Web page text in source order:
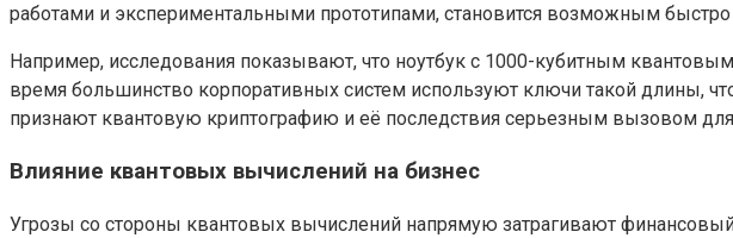
работами и экспериментальными прототипами, становится возможным
Например, исследования показывают, что ноутбук с 1000-кубитным
время большинство корпоративных систем используют ключи такой длины,
признают квантовую криптографию и её последствия серьезным вызовом
Влияние квантовых вычислений на бизнес
Угрозы со стороны квантовых вычислений напрямую затрагивают